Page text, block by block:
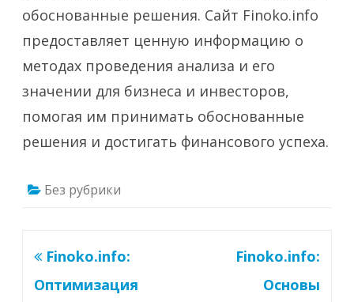
обоснованные решения. Сайт Finoko.info
предоставляет ценную информацию о
методах проведения анализа и его
значении для бизнеса и инвесторов,
помогая им принимать обоснованные
решения и достигать финансового успеха.
Без рубрики
Навигация
по
Finoko.info:
Оптимизация
Finoko.info:
Основы